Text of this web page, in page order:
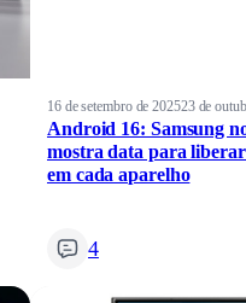
16 de setembro de 202523 de
Android 16: Samsung
mostra data para
em cada aparelho
4